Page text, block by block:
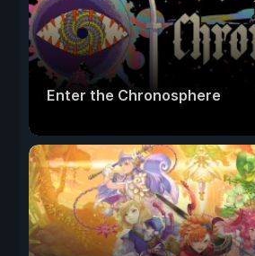
Enter the Chronosphere